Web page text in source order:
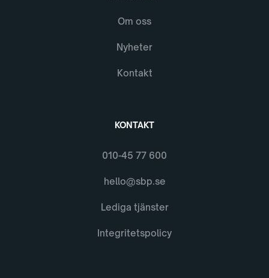
Om oss
Nyheter
Kontakt
KONTAKT
010-45 77 600
hello@sbp.se
Lediga tjänster
Integritetspolicy